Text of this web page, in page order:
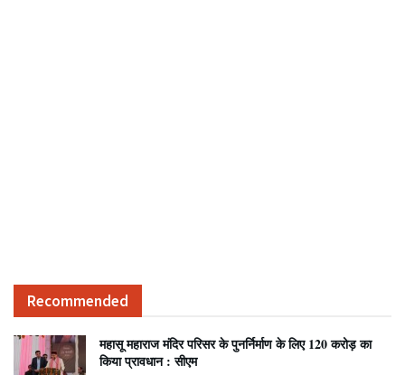
Recommended
महासू महाराज मंदिर परिसर के पुनर्निर्माण के लिए 120 करोड़ का
किया प्रावधान : सीएम